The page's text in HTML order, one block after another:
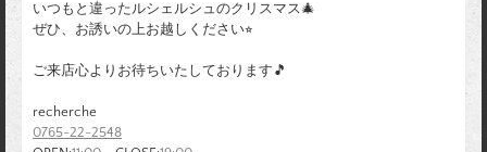
いつもと違ったルシェルシュのクリスマス🎄
ぜひ、お誘いの上お越しください⭐︎
ご来店心よりお待ちいたしております🎵
recherche
0765-22-2548